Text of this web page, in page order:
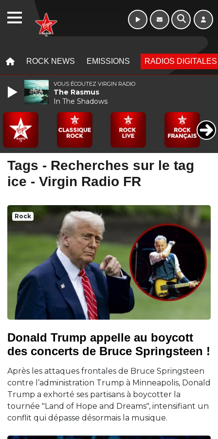
ROCK NEWS EMISSIONS RADIOS DIGITALES
Tags - Recherches sur le tag
ice - Virgin Radio FR
Rock
Donald Trump appelle au boycott
des concerts de Bruce Springsteen !
Après les attaques frontales de Bruce Springsteen
contre l’administration Trump à Minneapolis, Donald
Trump a exhorté ses partisans à boycotter la
tournée "Land of Hope and Dreams", intensifiant un
conflit qui dépasse désormais la musique.
VOUS ÉCOUTEZ VIRGIN RADIO
The Rasmus
In The Shadows
WEBRADIO